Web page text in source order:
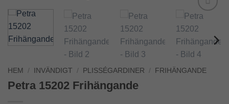
Add to
Wishlist
HEM / INVÄNDIGT / PLISSÉGARDINER / FRIHÄNGANDE
Petra 15202 Frihängande